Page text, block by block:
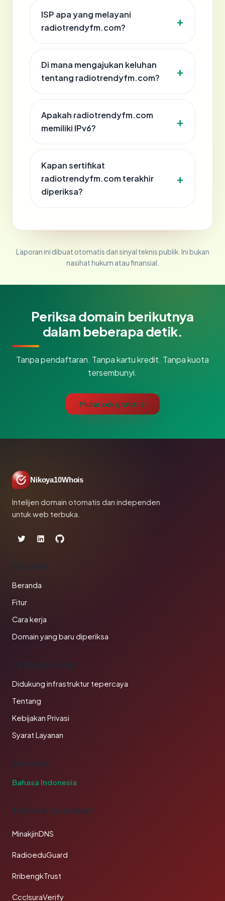
ISP apa yang melayani
radiotrendyfm.com?
Di mana mengajukan keluhan
tentang radiotrendyfm.com?
Apakah radiotrendyfm.com
memiliki IPv6?
Kapan sertifikat
radiotrendyfm.com terakhir
diperiksa?
Laporan ini dibuat otomatis dari sinyal teknis publik. Ini bukan
nasihat hukum atau finansial.
Periksa domain berikutnya
dalam beberapa detik.
Tanpa pendaftaran. Tanpa kartu kredit. Tanpa kuota
tersembunyi.
Mulai cek gratis →
Nikoya10Whois
Intelijen domain otomatis dan independen
untuk web terbuka.
PRODUK
Beranda
Fitur
Cara kerja
Domain yang baru diperiksa
PERUSAHAAN
Didukung infrastruktur tepercaya
Tentang
Kebijakan Privasi
Syarat Layanan
BAHASA
Bahasa Indonesia
TAUTAN SAHABAT
MinakjinDNS
RadioeduGuard
RribengkTrust
CcclsuraVerify